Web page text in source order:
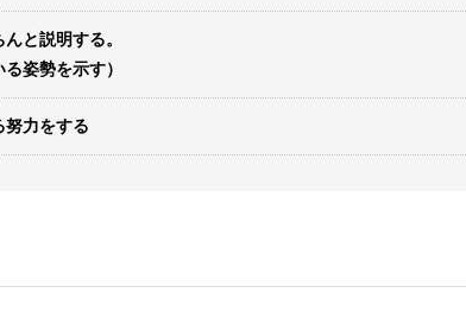
と説明する。
姿勢を示す）
努力をする